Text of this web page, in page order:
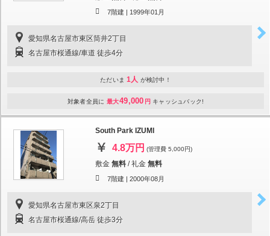
7階建 | 1999年01月
愛知県名古屋市東区筒井2丁目
名古屋市桜通線/車道 徒歩4分
ただいま 1人 が検討中！
対象者全員に 最大49,000 円 キャッシュバック!
South Park IZUMI
4.8万円 (管理費 5,000円)
敷金 無料 /礼金 無料
7階建 | 2000年08月
愛知県名古屋市東区泉2丁目
名古屋市桜通線/高岳 徒歩3分